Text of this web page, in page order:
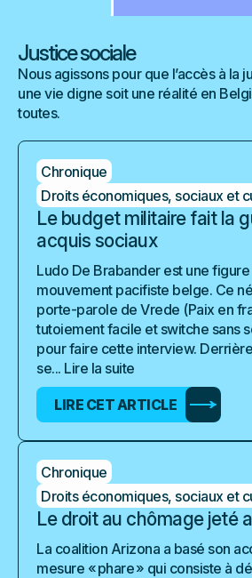
Justice sociale
Nous agissons pour que l’accès à la
une vie digne soit une réalité en
toutes.
Chronique
Droits économiques, sociaux et
Le budget militaire fait la
acquis sociaux
Ludo De Brabander est une
mouvement pacifiste belge. Ce
porte-parole de Vrede (Paix en
tutoiement facile et switche sans
pour faire cette interview.
se... Lire la suite
LIRE CET ARTICLE
Chronique
Droits économiques, sociaux et
Le droit au chômage jeté
La coalition Arizona a basé son
mesure « phare » qui consiste à